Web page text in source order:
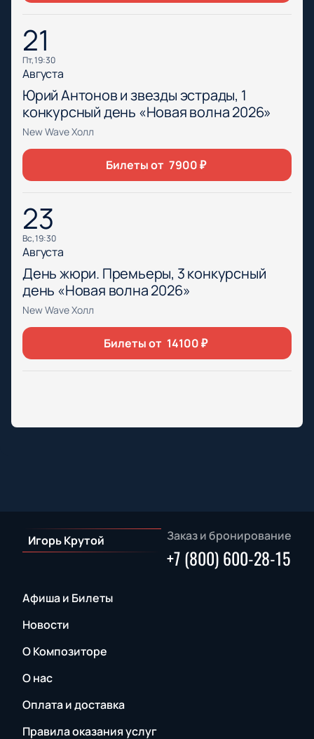
21
пт, 19:30
Августа
Юрий Антонов и звезды эстрады, 1
конкурсный день «Новая волна 2026»
New Wave Холл
Билеты от 7900₽
23
вс, 19:30
Августа
День жюри. Премьеры, 3 конкурсный
день «Новая волна 2026»
New Wave Холл
Билеты от 14100₽
Игорь Крутой
Афиша и Билеты
Новости
О Композиторе
О нас
Оплата и доставка
Правила оказания услуг
Заказ и бронирование
+7 (800) 600-28-15